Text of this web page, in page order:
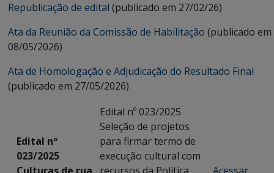
Republicação de edital (publicado em 27/02/26)
Ata da Reunião da Comissão de Habilitação (publicado em
08/05/2026)
Ata de Homologação e Adjudicação do Resultado Final
(publicado em 27/05/2026)
Edital nº
023/2025
Edital nº 023/2025
Seleção de projetos
para firmar termo de
execução cultural com